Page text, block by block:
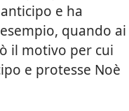
e ha
quando ai
il motivo per cui
e protesse Noè